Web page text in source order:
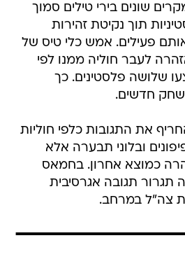
שונים בירי טילים סמוך
תוך נקיטת זהירות
פעילים. אמש כלי טיס של
לעבר חוליה ממנו לפי
שלושה פלסטינים. כך
חדשים.
את התגובות כלפי חוליות
ובלוני תבערה אלא
כמוצא אחרון. בחמאס
תגרור תגובה אגרסיבית
צה"ל במרחב.